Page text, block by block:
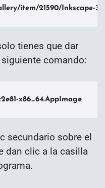
item/21590/Inkscape-
tienes que dar
comando:
x86_64.AppImage
secundario sobre el
dan clic a la casilla